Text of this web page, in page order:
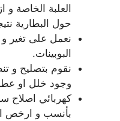
العلبة الخاصة و
حول البطارية
نعمل على تغير و
البوبينات.
نقوم بتصليح و
وجود خلل او
كهربائي اصلاح
بأنسب و ارخص